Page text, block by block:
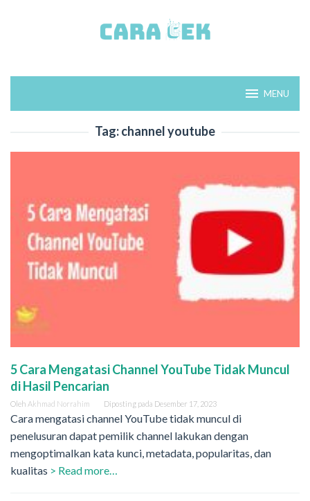
MENU
Tag:channel youtube
5 Cara Mengatasi Channel YouTube Tidak Muncul
di Hasil Pencarian
Oleh Akhmad Norrahim Diposting pada Desember 17, 2023
Cara mengatasi channel YouTube tidak muncul di
penelusuran dapat pemilik channel lakukan dengan
mengoptimalkan kata kunci, metadata, popularitas, dan
kualitas > Read more…